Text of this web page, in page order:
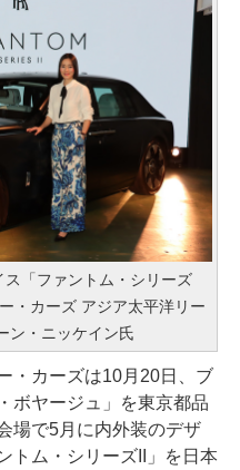
「ファントム・シリーズ
・カーズ アジア太平洋リー
ン・ニッケイン氏
・カーズは10月20日、ブ
ボヤージュ」を東京都品
場で5月に内外装のデザ
トム・シリーズII」を日本